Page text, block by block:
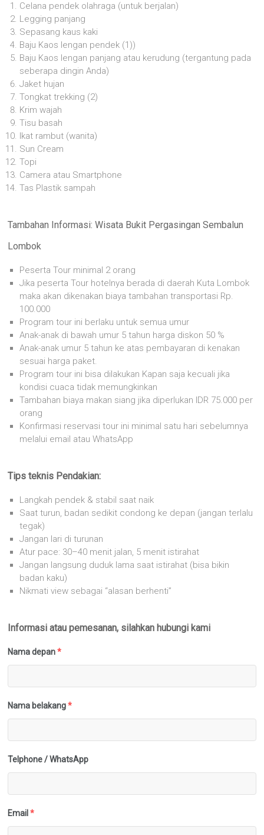
Celana pendek olahraga (untuk berjalan)
Legging panjang
Sepasang kaus kaki
Baju Kaos lengan pendek (1))
Baju Kaos lengan panjang atau kerudung (tergantung pada
seberapa dingin Anda)
Jaket hujan
Tongkat trekking (2)
Krim wajah
Tisu basah
Ikat rambut (wanita)
Sun Cream
Topi
Camera atau Smartphone
Tas Plastik sampah
Tambahan Informasi: Wisata Bukit Pergasingan Sembalun
Lombok
Peserta Tour minimal 2 orang
Jika peserta Tour hotelnya berada di daerah Kuta Lombok
maka akan dikenakan biaya tambahan transportasi Rp.
100.000
Program tour ini berlaku untuk semua umur
Anak-anak di bawah umur 5 tahun harga diskon 50 %
Anak-anak umur 5 tahun ke atas pembayaran di kenakan
sesuai harga paket.
Program tour ini bisa dilakukan Kapan saja kecuali jika
kondisi cuaca tidak memungkinkan
Tambahan biaya makan siang jika diperlukan IDR 75.000 per
orang
Konfirmasi reservasi tour ini minimal satu hari sebelumnya
melalui email atau WhatsApp
Tips teknis Pendakian:
Langkah pendek & stabil saat naik
Saat turun, badan sedikit condong ke depan (jangan terlalu
tegak)
Jangan lari di turunan
Atur pace: 30–40 menit jalan, 5 menit istirahat
Jangan langsung duduk lama saat istirahat (bisa bikin
badan kaku)
Nikmati view sebagai “alasan berhenti”
Informasi atau pemesanan, silahkan hubungi kami
Nama depan *
Nama belakang *
Telphone / WhatsApp
Email *